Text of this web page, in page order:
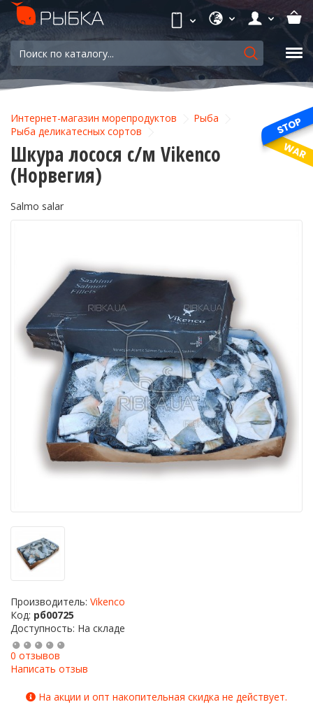
Интернет-магазин морепродуктов
Рыба
Рыба деликатесных сортов
Шкура лосося с/м Vikenco
(Норвегия)
Salmo salar
Производитель: Vikenco
Код: рб00725
Доступность: На складе
0 отзывов
Написать отзыв
На акции и опт накопительная скидка не действует.